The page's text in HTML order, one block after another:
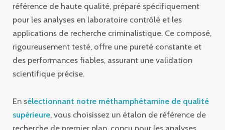
référence de haute qualité, préparé spécifiquement
pour les analyses en laboratoire contrôlé et les
applications de recherche criminalistique. Ce composé,
rigoureusement testé, offre une pureté constante et
des performances fiables, assurant une validation
scientifique précise.
En sélectionnant notre méthamphétamine de qualité
supérieure, vous choisissez un étalon de référence de